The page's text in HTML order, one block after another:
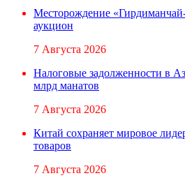
Месторождение
аукцион
7 Августа 2026
Налоговые задолженности в
млрд манатов
7 Августа 2026
Китай сохраняет мировое
товаров
7 Августа 2026